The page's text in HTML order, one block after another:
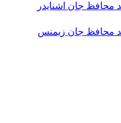
محافظ جان اشنایدر
محافظ جان زیمنس